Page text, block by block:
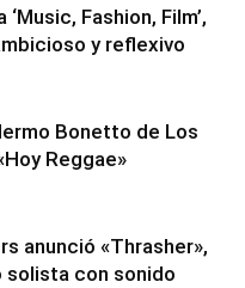
Fashion, Film’,
y reflexivo
Bonetto de Los
Reggae»
anunció «Thrasher»,
solista con sonido